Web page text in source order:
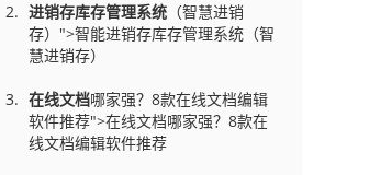
进销存库存管理系统 （智慧进销
存）">智能进销存库存管理系统（智
慧进销存）
在线文档哪家强？8款在线文档编辑
软件推荐">在线文档哪家强？8款在
线文档编辑软件推荐